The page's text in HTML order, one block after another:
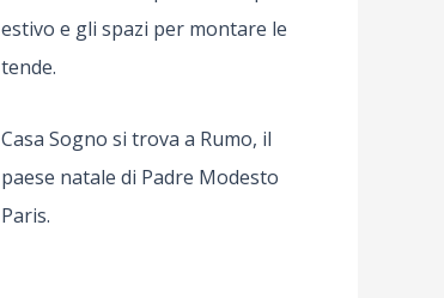
estivo e gli spazi per montare le
tende.
Casa Sogno si trova a Rumo, il
paese natale di Padre Modesto
Paris.